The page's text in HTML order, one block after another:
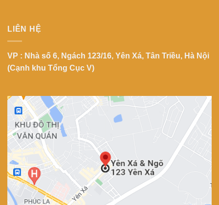
LIÊN HỆ
VP : Nhà số 6, Ngách 123/16, Yên Xá, Tân Triều, Hà Nội
(Cạnh khu Tổng Cục V)